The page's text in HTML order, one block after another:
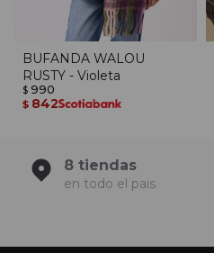
BUFANDA WALOU
RUSTY - Violeta
$ 990
$ 842
8 tiendas
en todo el pais